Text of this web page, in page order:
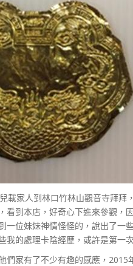
載家人到林口竹林山觀音寺拜
看到本店，好奇心下進來參觀，
一位妹妹神情怪怪的，說出了一
我的處理卡陰經歷，或許是第一
們家有了不少有趣的感應，